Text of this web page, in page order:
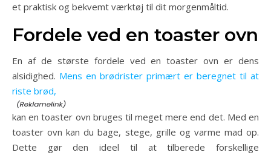
et praktisk og bekvemt værktøj til dit morgenmåltid.
Fordele ved en toaster ovn
En af de største fordele ved en toaster ovn er dens
alsidighed. Mens en brødrister primært er beregnet til at
riste brød,
kan en toaster ovn bruges til meget mere end det. Med en
toaster ovn kan du bage, stege, grille og varme mad op.
Dette gør den ideel til at tilberede forskellige